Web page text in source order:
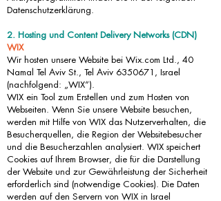
Datenschutzerklärung.
2. Hosting und Content Delivery Networks (CDN)
WIX
Wir hosten unsere Website bei Wix.com Ltd., 40
Namal Tel Aviv St., Tel Aviv 6350671 , Israel
(nachfolgend: „WIX“).
WIX ein Tool zum Erstellen und zum Hosten von
Webseiten. Wenn Sie unsere Website besuchen,
werden mit Hilfe von WIX das Nutzerverhalten, die
Besucherquellen, die Region der Websitebesucher
und die Besucherzahlen analysiert. WIX speichert
Cookies auf Ihrem Browser, die für die Darstellung
der Website und zur Gewährleistung der Sicherheit
erforderlich sind (notwendige Cookies). Die Daten
werden auf den Servern von WIX in Israel